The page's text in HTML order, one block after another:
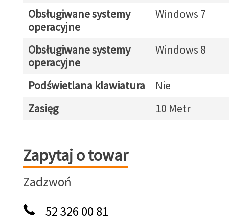
Obsługiwane systemy
operacyjne
Windows 7
Obsługiwane systemy
operacyjne
Windows 8
Podświetlana klawiatura
Nie
Zasięg
10 Metr
Zapytaj o towar
Zapytaj o towar
Zadzwoń
52 326 00 81